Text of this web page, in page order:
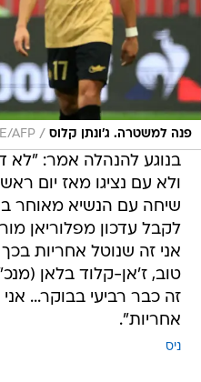
פנה למשטרה. ג'ונתן קלוס /
AFP
בנוגע להנהלה אמר: "לא
ולא עם נציגו מאז יום
שיחה עם הנשיא מאוחר
לקבל עדכון מפלוריאן
אני זה שנוטל אחריות
טוב, ז'אן-קלוד בלאן
זה כבר רביעי בבוקר...
אחריות".
ניס